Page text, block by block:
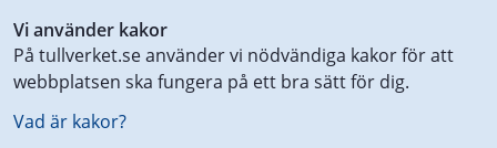
Vi använder kakor
På tullverket.se använder vi nödvändiga kakor för att
webbplatsen ska fungera på ett bra sätt för dig.
Vad är kakor?
till
innehåll
på
aktuell